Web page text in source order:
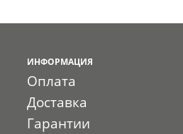
ИНФОРМАЦИЯ
Оплата
Доставка
Гарантии